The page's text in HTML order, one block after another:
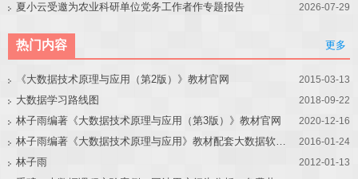
夏小云受邀为农业科研单位党务工作者作专题报告 2026-07-29
热门内容 更多
《大数据技术原理与应用（第2版）》教材官网 2015-03-13
大数据学习路线图 2018-09-22
林子雨编著《大数据技术原理与应用（第3版）》教材官网 2020-12-16
林子雨编著《大数据技术原理与应用》教材配套大数据软件安装和编程实践指南 2016-01-24
林子雨 2012-01-13